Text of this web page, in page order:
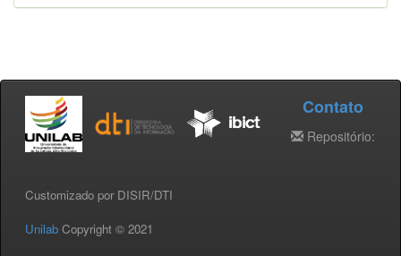
Customizado por DISIR/DTI
Unilab Copyright © 2021
Contato
Repositório: